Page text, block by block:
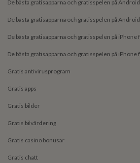
De bästa gratisapparna och gratisspelen på
De bästa gratisapparna och gratisspelen på
De bästa gratisapparna och gratisspelen på iPhone
De bästa gratisapparna och gratisspelen på iPhone
Gratis antivirusprogram
Gratis apps
Gratis bilder
Gratis bilvärdering
Gratis casino bonusar
Gratis chatt